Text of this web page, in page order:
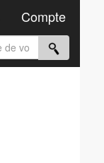
Compte